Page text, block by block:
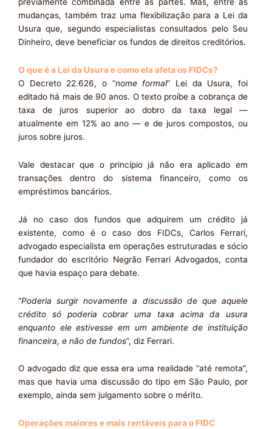
mudanças, também traz uma flexibilização para a Lei da
Usura que, segundo especialistas consultados pelo Seu
Dinheiro, deve beneficiar os fundos de direitos creditórios.
O que é a Lei da Usura e como ela afeta os FIDCs?
O Decreto 22.626, o “nome formal” Lei da Usura, foi
editado há mais de 90 anos. O texto proíbe a cobrança de
taxa de juros superior ao dobro da taxa legal —
atualmente em 12% ao ano — e de juros compostos, ou
juros sobre juros.
Vale destacar que o princípio já não era aplicado em
transações dentro do sistema financeiro, como os
empréstimos bancários.
Já no caso dos fundos que adquirem um crédito já
existente, como é o caso dos FIDCs, Carlos Ferrari,
advogado especialista em operações estruturadas e sócio
fundador do escritório Negrão Ferrari Advogados, conta
que havia espaço para debate.
“Poderia surgir novamente a discussão de que aquele
crédito só poderia cobrar uma taxa acima da usura
enquanto ele estivesse em um ambiente de instituição
financeira, e não de fundos”, diz Ferrari.
O advogado diz que essa era uma realidade “até remota”,
mas que havia uma discussão do tipo em São Paulo, por
exemplo, ainda sem julgamento sobre o mérito.
Operações maiores e mais rentáveis para o FIDC